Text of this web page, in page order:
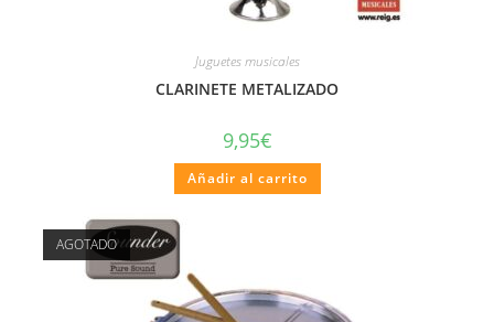
Juguetes musicales
CLARINETE METALIZADO
9,95€
Añadir al carrito
AGOTADO